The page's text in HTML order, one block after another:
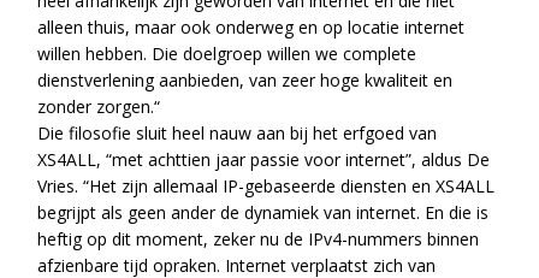
alleen thuis, maar ook onderweg en op locatie internet
willen hebben. Die doelgroep willen we complete
dienstverlening aanbieden, van zeer hoge kwaliteit en
zonder zorgen.“
Die filosofie sluit heel nauw aan bij het erfgoed van
XS4ALL, “met achttien jaar passie voor internet”, aldus De
Vries. “Het zijn allemaal IP-gebaseerde diensten en XS4ALL
begrijpt als geen ander de dynamiek van internet. En die is
heftig op dit moment, zeker nu de IPv4-nummers binnen
afzienbare tijd opraken. Internet verplaatst zich van